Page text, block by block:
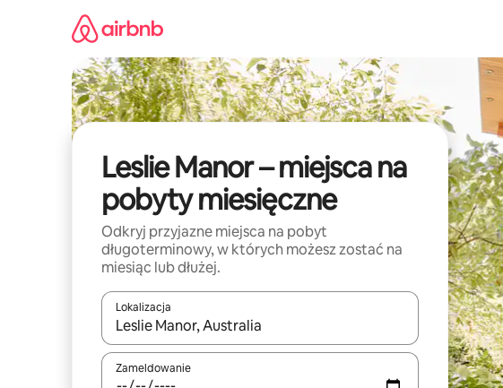
Leslie Manor – miejsca na
pobyty miesięczne
Odkryj przyjazne miejsca na pobyt
długoterminowy, w których możesz zostać na
miesiąc lub dłużej.
Lokalizacja
Gdy wyniki będą dostępne, możesz poruszać się po nich za
Zameldowanie